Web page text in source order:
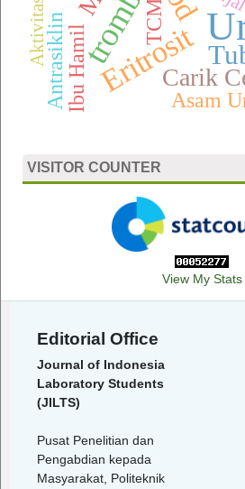
Eritrosit
Carik
Asam
Ibu Hamil
TCM
Antrasiklin
VISITOR COUNTER
View My Stats
Editorial Office
Journal of Indonesia
Laboratory Students
(JILTS)
Pusat Penelitian dan
Pengabdian kepada
Masyarakat, Politeknik